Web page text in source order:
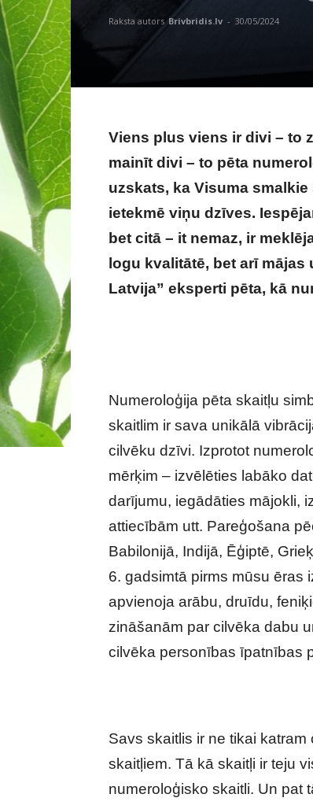
Raksta autors Brivbridis.lv - 30/05/2024
Viens plus viens ir divi – to
mainīt divi – to pēta
uzskats, ka Visuma
ietekmē viņu dzīves.
bet citā – it nemaz, ir
logu kvalitātē, bet arī
Latvija” eksperti pēta, kā
Numeroloģija pēta skaitļu
skaitlim ir sava unikālā
cilvēku dzīvi. Izprotot
mērķim – izvēlēties labāko
darījumu, iegādāties mājokli,
attiecībām utt. Pareģošana
Babilonijā, Indijā, Ēģiptē,
6. gadsimtā pirms mūsu ēras
apvienoja arābu, druīdu,
zināšanām par cilvēka dabu
cilvēka personības īpatnības
Savs skaitlis ir ne tikai
skaitļiem. Tā kā skaitļi ir teju
numeroloģisko skaitli. Un pat